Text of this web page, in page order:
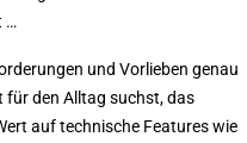
…
und Vorlieben genau
für den Alltag suchst, das
auf technische Features wie